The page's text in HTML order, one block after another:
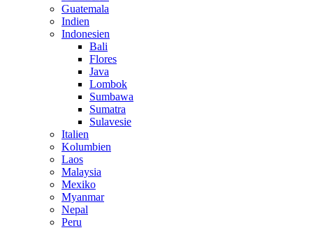
Guatemala
Indien
Indonesien
Bali
Flores
Java
Lombok
Sumbawa
Sumatra
Sulavesie
Italien
Kolumbien
Laos
Malaysia
Mexiko
Myanmar
Nepal
Peru